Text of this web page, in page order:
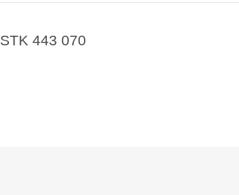
STK 443 070